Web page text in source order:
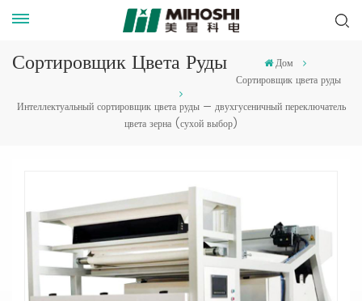
Сортировщик Цвета Руды
Дом
Сортировщик цвета руды
Интеллектуальный сортировщик цвета руды — двухгусеничный переключатель
цвета зерна (сухой выбор)